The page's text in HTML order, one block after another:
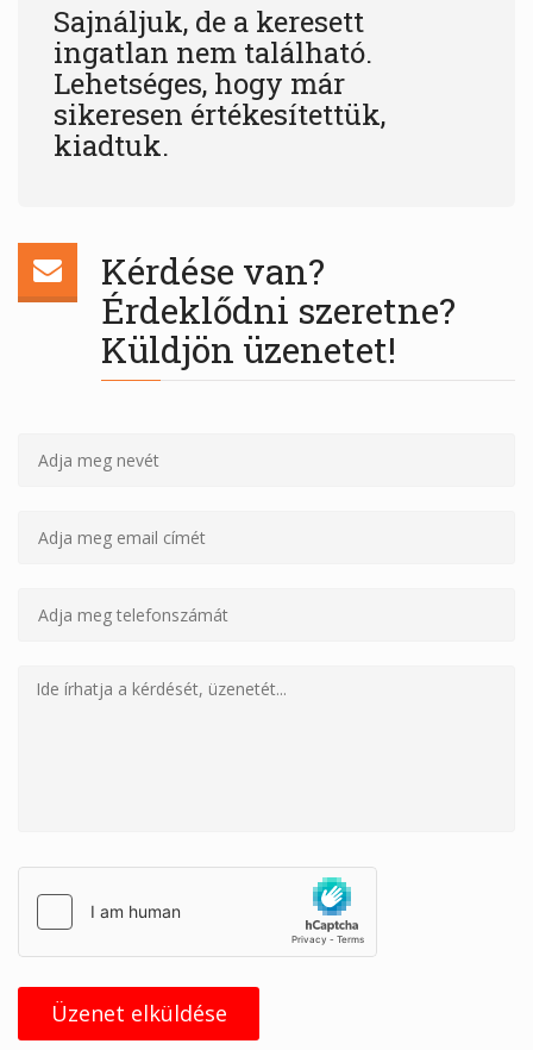
Sajnáljuk, de a keresett
ingatlan nem található.
Lehetséges, hogy már
sikeresen értékesítettük,
kiadtuk.
Kérdése van?
Érdeklődni szeretne?
Küldjön üzenetet!
Üzenet elküldése